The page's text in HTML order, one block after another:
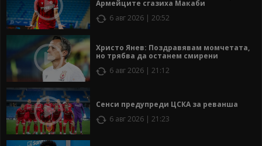
Армейците сгазиха Макаби
6 авг 2026 | 20:52
Христо Янев: Поздравявам момчетата,
но трябва да останем смирени
6 авг 2026 | 21:12
Сенси предупреди ЦСКА за реванша
6 авг 2026 | 21:23